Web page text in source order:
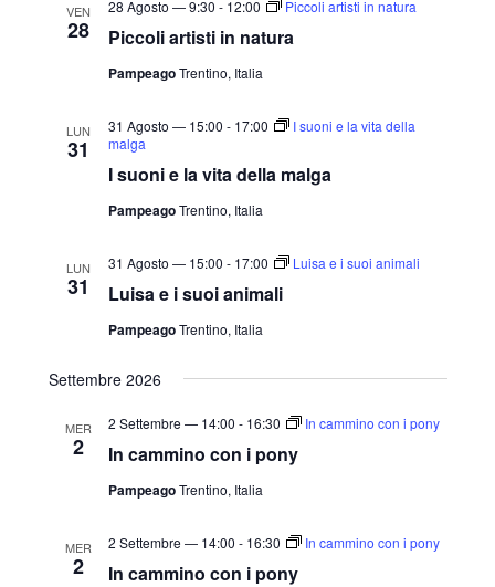
VEN
28 Piccoli artisti in natura
28 Agosto — 9:30 - 12:00 Piccoli artisti in natura
PampeagoTrentino, Italia
LUN
31
I suoni e la vita della malga
31 Agosto — 15:00 - 17:00
I suoni e la vita della
malga
PampeagoTrentino, Italia
LUN
31 Luisa e i suoi animali
31 Agosto — 15:00 - 17:00 Luisa e i suoi animali
PampeagoTrentino, Italia
Settembre 2026
MER
2 In cammino con i pony
2 Settembre — 14:00 - 16:30 In cammino con i pony
PampeagoTrentino, Italia
MER
2 In cammino con i pony
2 Settembre — 14:00 - 16:30 In cammino con i pony